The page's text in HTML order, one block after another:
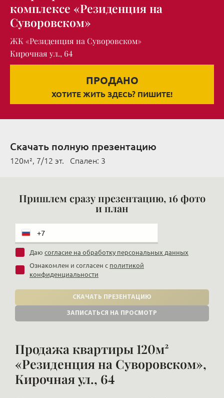
комплексе «Резиденция на
Суворовском»
ЖК «Резиденция на Суворовском»
Кирочная ул., 64
ПРОДАНО
ХОТИТЕ ЖИТЬ ЗДЕСЬ? ПИШИТЕ!
Скачать полную презентацию
120м², 7/12 эт. Cпален: 3
Пришлем сразу презентацию, 16 фото
и план
Даю согласие на обработку персональных данных
Ознакомлен и согласен с политикой
конфиденциальности
СКАЧАТЬ ПРЕЗЕНТАЦИЮ
ЗАПИСАТЬСЯ НА ПРОСМОТР
Продажа квартиры 120м²
«Резиденция на Суворовском»,
Кирочная ул., 64